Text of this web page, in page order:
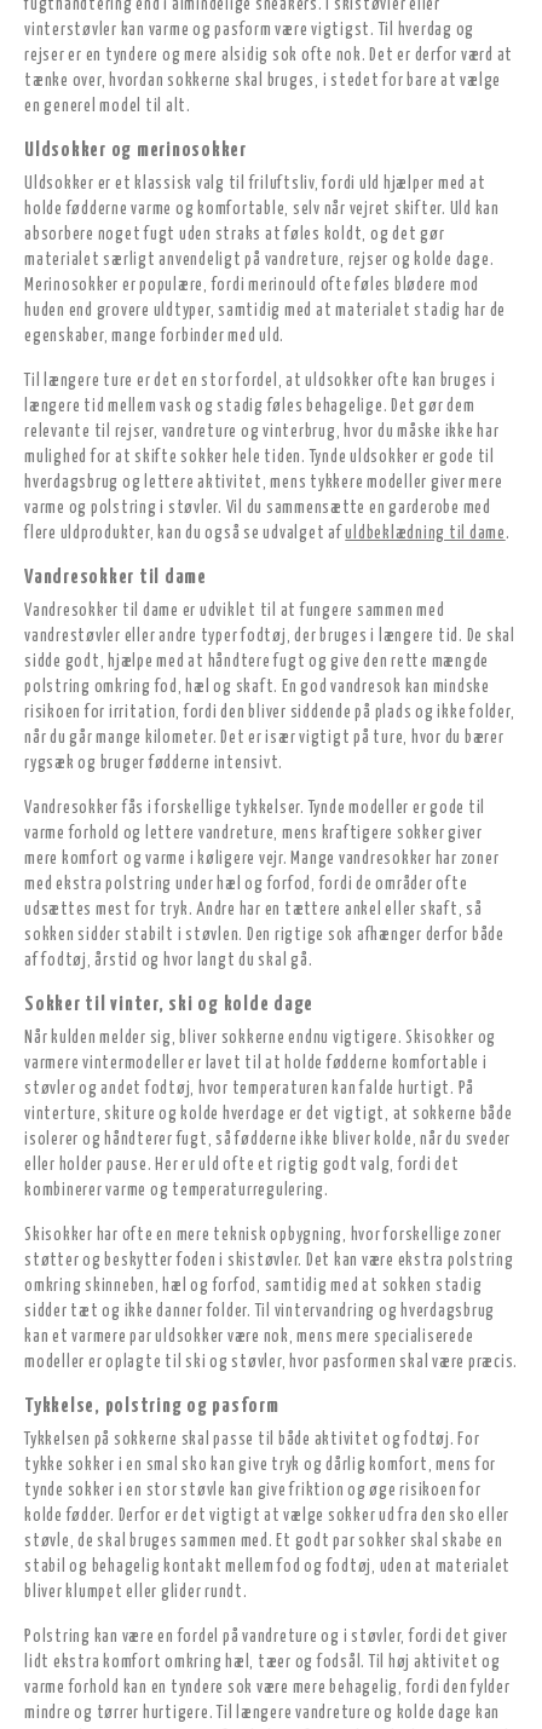
fugthåndtering end i almindelige sneakers. I skistøvler eller
vinterstøvler kan varme og pasform være vigtigst. Til hverdag og
rejser er en tyndere og mere alsidig sok ofte nok. Det er derfor værd at
tænke over, hvordan sokkerne skal bruges, i stedet for bare at vælge
en generel model til alt.
Uldsokker og merinosokker
Uldsokker er et klassisk valg til friluftsliv, fordi uld hjælper med at
holde fødderne varme og komfortable, selv når vejret skifter. Uld kan
absorbere noget fugt uden straks at føles koldt, og det gør
materialet særligt anvendeligt på vandreture, rejser og kolde dage.
Merinosokker er populære, fordi merinould ofte føles blødere mod
huden end grovere uldtyper, samtidig med at materialet stadig har de
egenskaber, mange forbinder med uld.
Til længere ture er det en stor fordel, at uldsokker ofte kan bruges i
længere tid mellem vask og stadig føles behagelige. Det gør dem
relevante til rejser, vandreture og vinterbrug, hvor du måske ikke har
mulighed for at skifte sokker hele tiden. Tynde uldsokker er gode til
hverdagsbrug og lettere aktivitet, mens tykkere modeller giver mere
varme og polstring i støvler. Vil du sammensætte en garderobe med
flere uldprodukter, kan du også se udvalget afuldbeklædning til dame .
Vandresokker til dame
Vandresokker til dame er udviklet til at fungere sammen med
vandrestøvler eller andre typer fodtøj, der bruges i længere tid. De skal
sidde godt, hjælpe med at håndtere fugt og give den rette mængde
polstring omkring fod, hæl og skaft. En god vandresok kan mindske
risikoen for irritation, fordi den bliver siddende på plads og ikke folder,
når du går mange kilometer. Det er især vigtigt på ture, hvor du bærer
rygsæk og bruger fødderne intensivt.
Vandresokker fås i forskellige tykkelser. Tynde modeller er gode til
varme forhold og lettere vandreture, mens kraftigere sokker giver
mere komfort og varme i køligere vejr. Mange vandresokker har zoner
med ekstra polstring under hæl og forfod, fordi de områder ofte
udsættes mest for tryk. Andre har en tættere ankel eller skaft, så
sokken sidder stabilt i støvlen. Den rigtige sok afhænger derfor både
af fodtøj, årstid og hvor langt du skal gå.
Sokker til vinter, ski og kolde dage
Når kulden melder sig, bliver sokkerne endnu vigtigere. Skisokker og
varmere vintermodeller er lavet til at holde fødderne komfortable i
støvler og andet fodtøj, hvor temperaturen kan falde hurtigt. På
vinterture, skiture og kolde hverdage er det vigtigt, at sokkerne både
isolerer og håndterer fugt, så fødderne ikke bliver kolde, når du sveder
eller holder pause. Her er uld ofte et rigtig godt valg, fordi det
kombinerer varme og temperaturregulering.
Skisokker har ofte en mere teknisk opbygning, hvor forskellige zoner
støtter og beskytter foden i skistøvler. Det kan være ekstra polstring
omkring skinneben, hæl og forfod, samtidig med at sokken stadig
sidder tæt og ikke danner folder. Til vintervandring og hverdagsbrug
kan et varmere par uldsokker være nok, mens mere specialiserede
modeller er oplagte til ski og støvler, hvor pasformen skal være præcis.
Tykkelse, polstring og pasform
Tykkelsen på sokkerne skal passe til både aktivitet og fodtøj. For
tykke sokker i en smal sko kan give tryk og dårlig komfort, mens for
tynde sokker i en stor støvle kan give friktion og øge risikoen for
kolde fødder. Derfor er det vigtigt at vælge sokker ud fra den sko eller
støvle, de skal bruges sammen med. Et godt par sokker skal skabe en
stabil og behagelig kontakt mellem fod og fodtøj, uden at materialet
bliver klumpet eller glider rundt.
Polstring kan være en fordel på vandreture og i støvler, fordi det giver
lidt ekstra komfort omkring hæl, tæer og fodsål. Til høj aktivitet og
varme forhold kan en tyndere sok være mere behagelig, fordi den fylder
mindre og tørrer hurtigere. Til længere vandreture og kolde dage kan